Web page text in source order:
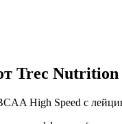
Trec Nutrition
High Speed с